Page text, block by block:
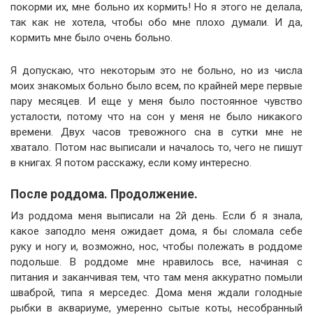
покорми их, мне больно их кормить! Но я этого не делала,
так как не хотела, чтобы обо мне плохо думали. И да,
кормить мне было очень больно.
Я допускаю, что некоторым это не больно, но из числа
моих знакомых больно было всем, по крайней мере первые
пару месяцев. И еще у меня было постоянное чувство
усталости, потому что на сон у меня не было никакого
времени. Двух часов тревожного сна в сутки мне не
хватало. Потом нас выписали и началось то, чего не пишут
в книгах. Я потом расскажу, если кому интересно.
После роддома. Продолжение.
Из роддома меня выписали на 2й день. Если б я знала,
какое заподло меня ожидает дома, я бы сломала себе
руку и ногу и, возможно, нос, чтобы полежать в роддоме
подольше. В роддоме мне нравилось все, начиная с
питания и заканчивая тем, что там меня аккуратно помыли
шваброй, типа я мерседес. Дома меня ждали голодные
рыбки в аквариуме, умеренно сытые коты, несобранный